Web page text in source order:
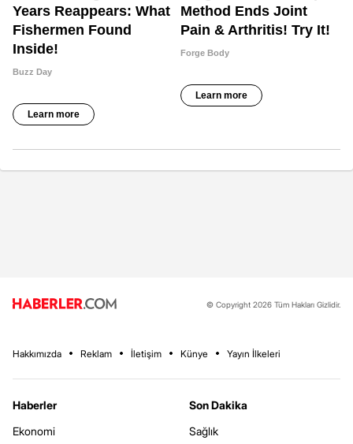
© Copyright 2026 Tüm Hakları Gizlidir.
Hakkımızda Reklam İletişim Künye Yayın İlkeleri
Haberler
Ekonomi
Son Dakika
Sağlık